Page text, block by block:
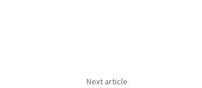
Next article